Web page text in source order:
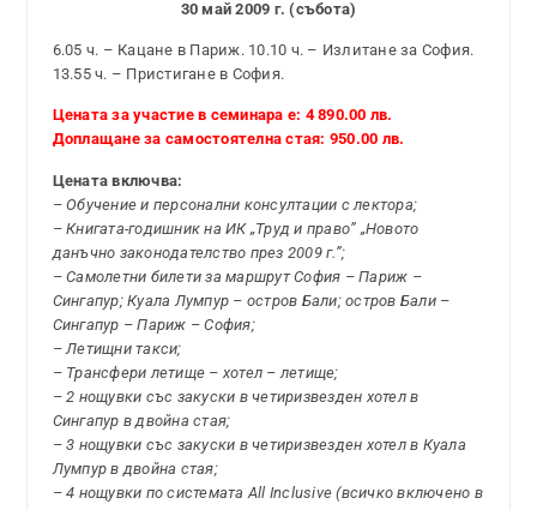
30 май 2009 г. (събота)
6.05 ч. – Кацане в Париж. 10.10 ч. – Излитане за София.
13.55 ч. – Пристигане в София.
Цената за участие в семинара е: 4 890.00 лв.
Доплащане за самостоятелна стая: 950.00 лв.
Цената включва:
– Обучение и персонални консултации с лектора;
– Книгата-годишник на ИК „Труд и право” „Новото
данъчно законодателство през 2009 г.”;
– Самолетни билети за маршрут София – Париж –
Сингапур; Куала Лумпур – остров Бали; остров Бали –
Сингапур – Париж – София;
– Летищни такси;
– Трансфери летище – хотел – летище;
– 2 нощувки със закуски в четиризвезден хотел в
Сингапур в двойна стая;
– 3 нощувки със закуски в четиризвезден хотел в Куала
Лумпур в двойна стая;
– 4 нощувки по системата All Inclusive (всичко включено в